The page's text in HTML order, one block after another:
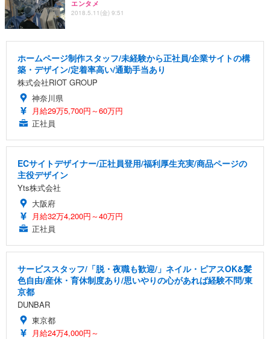
エンタメ
2018.5.11(金) 9:51
ホームページ制作スタッフ/未経験から正社員/企業サイトの構
築・デザイン/定着率高い/通勤手当あり
株式会社RIOT GROUP
神奈川県
月給29万5,700円～60万円
正社員
ECサイトデザイナー/正社員登用/福利厚生充実/商品ページの
主役デザイン
Yts株式会社
大阪府
月給32万4,200円～40万円
正社員
サービススタッフ/「脱・夜職も歓迎/」ネイル・ピアスOK&髪
色自由/産休・育休制度あり/思いやりの心があれば経験不問/東
京都
DUNBAR
東京都
月給24万4,000円～